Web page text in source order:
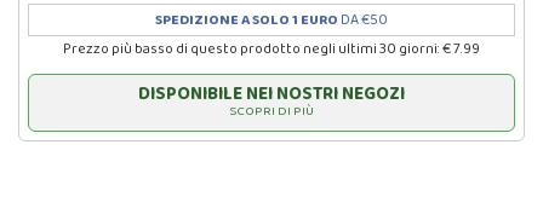
SPEDIZIONE A SOLO 1 EURO DA €50
Prezzo più basso di questo prodotto negli ultimi 30 giorni: € 7.99
DISPONIBILE NEI NOSTRI NEGOZI
SCOPRI DI PIÙ